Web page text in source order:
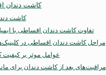
کاشت دندان
کاشت
تفاوت کاشت دندان اقساطی با
مراحل کاشت دندان اقساطی در
عوامل موثر بر
مراقبت‌های بعد از کاشت دندان برای